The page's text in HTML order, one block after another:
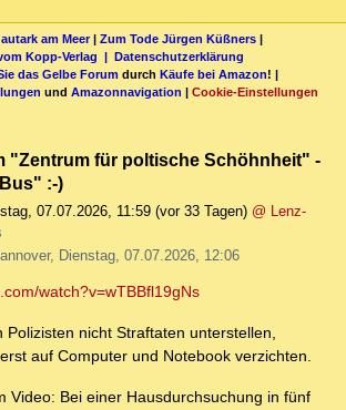
am Meer| Zum Tode Jürgen Küßners |
Kopp-Verlag | Datenschutzerklärung
das Gelbe Forum durch Käufe bei Amazon! |
und Amazonnavigation | Cookie-Einstellungen
"Zentrum für poltische Schöhnheit" -
:-)
07.07.2026, 11:59 (vor 33 Tagen) @ Lenz-
Dienstag, 07.07.2026, 12:06
watch?v=wTBBfl19gNs
Polizisten nicht Straftaten unterstellen,
auf Computer und Notebook verzichten.
Video: Bei einer Hausdurchsuchung in fünf